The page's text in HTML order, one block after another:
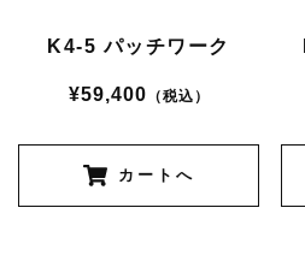
K4-5 パッチワーク
¥59,400 （税込）
カートへ